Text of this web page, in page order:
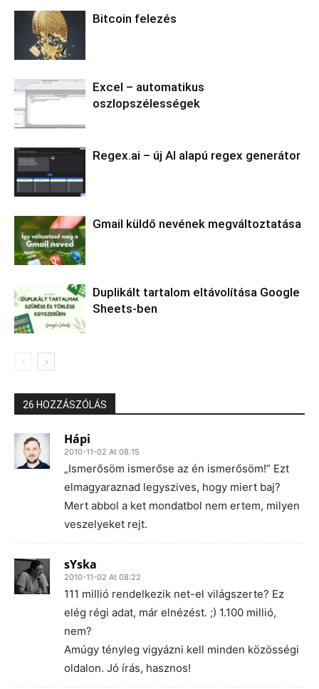
Bitcoin felezés
Excel – automatikus
oszlopszélességek
Regex.ai – új AI alapú regex generátor
Gmail küldő nevének megváltoztatása
Duplikált tartalom eltávolítása Google
Sheets-ben
26 HOZZÁSZÓLÁS
Hápi
2010-11-02 At 08:15
„Ismerősöm ismerőse az én ismerősöm!” Ezt
elmagyaraznad legyszives, hogy miert baj?
Mert abbol a ket mondatbol nem ertem, milyen
veszelyeket rejt.
sYska
2010-11-02 At 08:22
111 millió rendelkezik net-el világszerte? Ez
elég régi adat, már elnézést. ;) 1.100 millió,
nem?
Amúgy tényleg vigyázni kell minden közösségi
oldalon. Jó írás, hasznos!